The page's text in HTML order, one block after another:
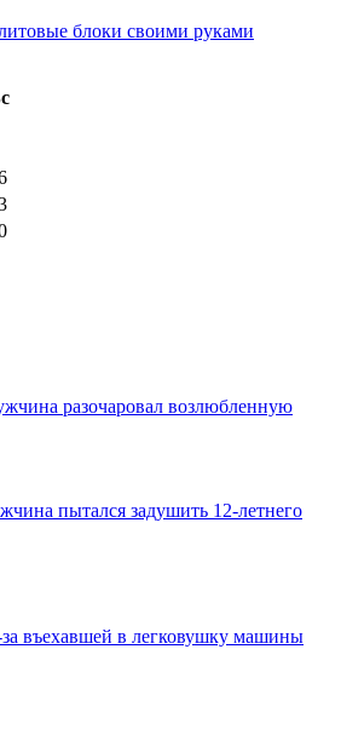
блоки своими руками
разочаровал возлюбленную
пытался задушить 12-летнего
въехавшей в легковушку машины